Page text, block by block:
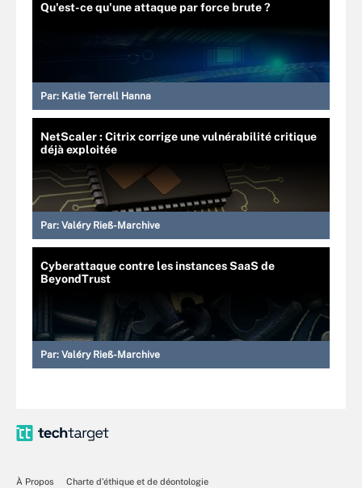
Qu'est-ce qu'une attaque par force brute ?
Par: Katie Terrell Hanna
NetScaler : Citrix corrige une vulnérabilité critique
déjà exploitée
Par: Valéry Rieß-Marchive
Cyberattaque contre les instances SaaS de
BeyondTrust
Par: Valéry Rieß-Marchive
À Propos
Charte d’éthique et de déontologie